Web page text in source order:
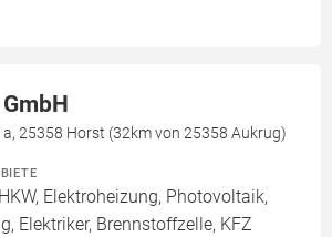
25358 Horst (32km von 25358 Aukrug)
Elektroheizung, Photovoltaik,
Elektriker, Brennstoffzelle, KFZ